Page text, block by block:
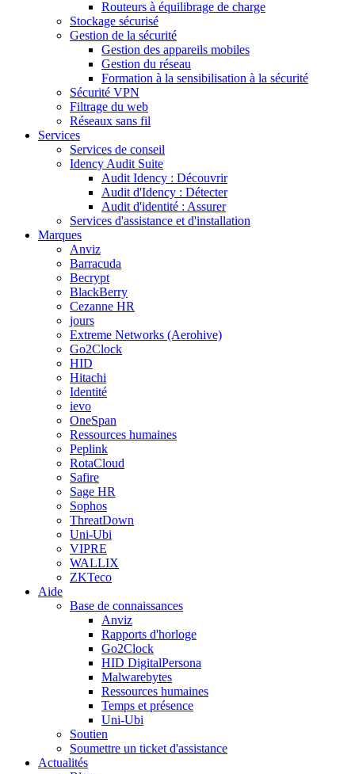
Routeurs à équilibrage de charge
Stockage sécurisé
Gestion de la sécurité
Gestion des appareils mobiles
Gestion du réseau
Formation à la sensibilisation à la sécurité
Sécurité VPN
Filtrage du web
Réseaux sans fil
Services
Services de conseil
Idency Audit Suite
Audit Idency : Découvrir
Audit d'Idency : Détecter
Audit d'identité : Assurer
Services d'assistance et d'installation
Marques
Anviz
Barracuda
Becrypt
BlackBerry
Cezanne HR
jours
Extreme Networks (Aerohive)
Go2Clock
HID
Hitachi
Identité
ievo
OneSpan
Ressources humaines
Peplink
RotaCloud
Safire
Sage HR
Sophos
ThreatDown
Uni-Ubi
VIPRE
WALLIX
ZKTeco
Aide
Base de connaissances
Anviz
Rapports d'horloge
Go2Clock
HID DigitalPersona
Malwarebytes
Ressources humaines
Temps et présence
Uni-Ubi
Soutien
Soumettre un ticket d'assistance
Actualités